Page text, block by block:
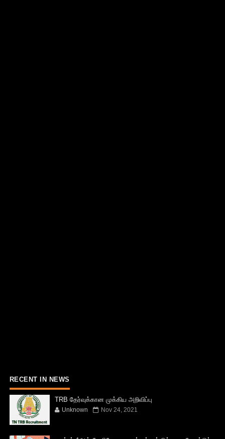
RECENT IN NEWS
TRB தேர்வுக்கான முக்கிய அறிவிப்பு
Unknown Nov 24, 2021